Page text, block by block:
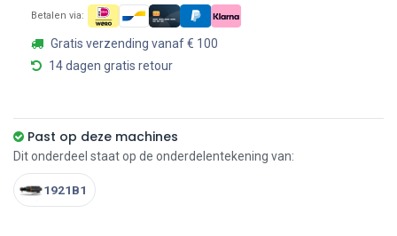
Betalen via:
Gratis verzending vanaf € 100
14 dagen gratis retour
Past op deze machines
Dit onderdeel staat op de onderdelentekening van:
1921B1